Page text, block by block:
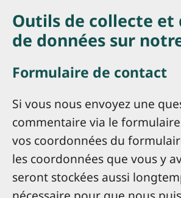
Outils de collecte et
de données sur
Formulaire de contact
Si vous nous envoyez une
commentaire via le
vos coordonnées du
les coordonnées que vous y
seront stockées aussi